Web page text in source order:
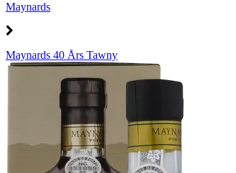
Maynards
Maynards 40 Års Tawny